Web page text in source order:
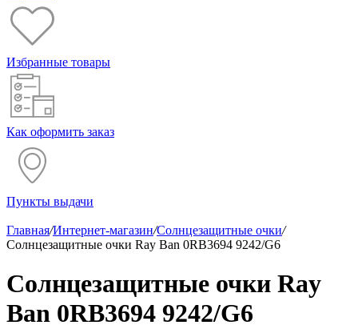
Избранные товары
Как оформить заказ
Пункты выдачи
Главная/Интернет-магазин/Солнцезащитные очки/
Солнцезащитные очки Ray Ban 0RB3694 9242/G6
Солнцезащитные очки Ray
Ban 0RB3694 9242/G6